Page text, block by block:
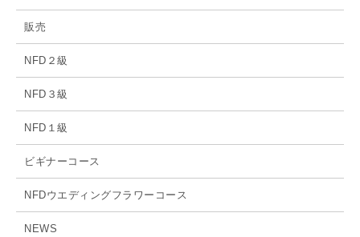
販売
NFD２級
NFD３級
NFD１級
ビギナーコース
NFDウエディングフラワーコース
NEWS